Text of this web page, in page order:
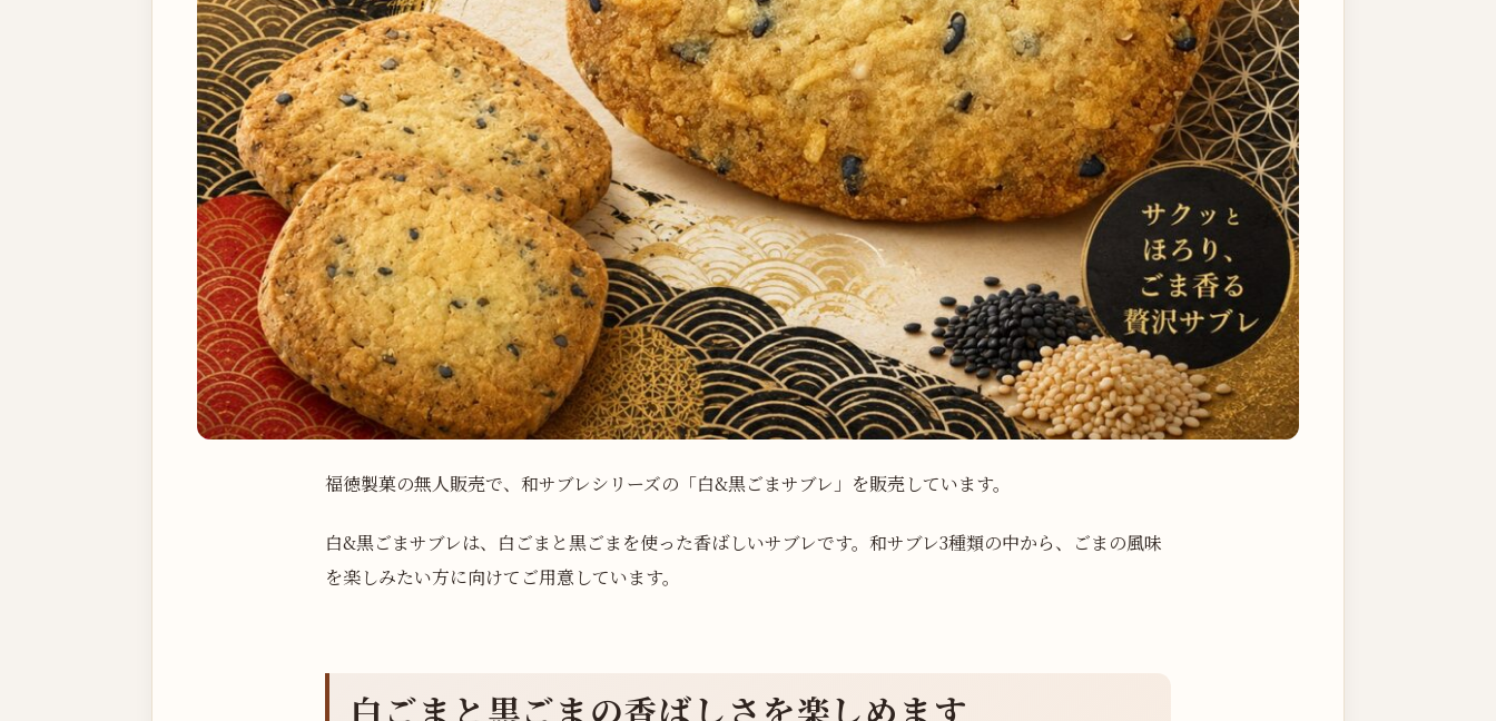
福徳製菓の無人販売で、和サブレシリーズの「白&黒ごまサブレ」を販売しています。
白&黒ごまサブレは、白ごまと黒ごまを使った香ばしいサブレです。和サブレ3種類の中から、ごまの風味
を楽しみたい方に向けてご用意しています。
白ごまと黒ごまの香ばしさを楽しめます